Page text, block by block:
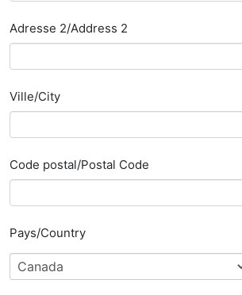
Adresse 2/Address 2
Ville/City
Code postal/Postal Code
Pays/Country